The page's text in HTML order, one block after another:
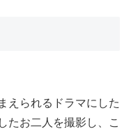
えられるドラマにした
たお二人を撮影し、こ